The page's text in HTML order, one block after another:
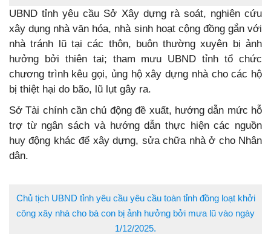
UBND tỉnh yêu cầu Sở Xây dựng rà soát, nghiên cứu
xây dụng nhà văn hóa, nhà sinh hoạt cộng đồng gắn với
nhà tránh lũ tại các thôn, buôn thường xuyên bị ảnh
hưởng bởi thiên tai; tham mưu UBND tỉnh tổ chức
chương trình kêu gọi, ủng hộ xây dựng nhà cho các hộ
bị thiệt hại do bão, lũ lụt gây ra.
Sở Tài chính cần chủ động đề xuất, hướng dẫn mức hỗ
trợ từ ngân sách và hướng dẫn thực hiện các nguồn
huy động khác để xây dựng, sửa chữa nhà ở cho Nhân
dân.
Chủ tịch UBND tỉnh yêu cầu yêu cầu toàn tỉnh đồng loạt khởi
công xây nhà cho bà con bị ảnh hưởng bởi mưa lũ vào ngày
1/12/2025.